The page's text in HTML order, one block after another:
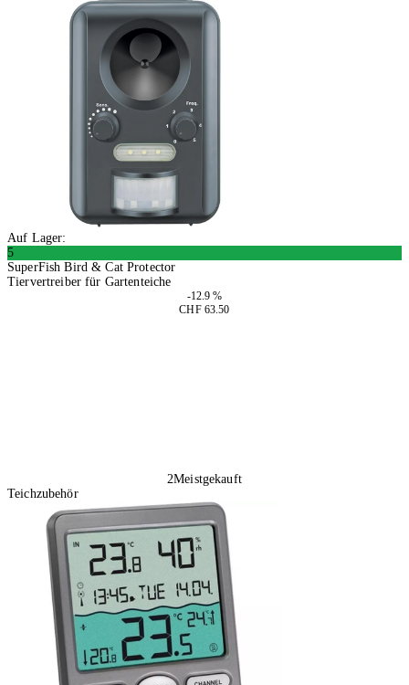
Auf Lager:
5
SuperFish Bird & Cat Protector
Tiervertreiber für Gartenteiche
-12.9 %
CHF 63.50
2Meistgekauft
Teichzubehör